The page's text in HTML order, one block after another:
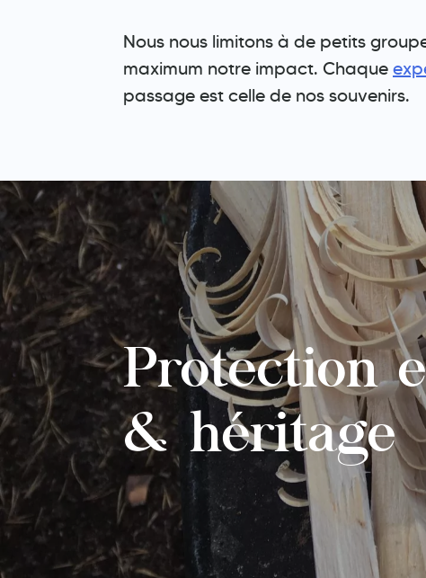
Nous nous limitons à de petits
maximum notre impact. Chaque
passage est celle de nos souvenirs.
Protection
& héritage